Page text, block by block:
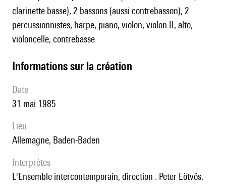
clarinette basse), 2 bassons (aussi contrebasson), 2
percussionnistes, harpe, piano, violon, violon II, alto,
violoncelle, contrebasse
informations sur la création
date
31 mai 1985
lieu
Allemagne, Baden-Baden
interprètes
l'Ensemble intercontemporain, direction : Peter Eötvös.